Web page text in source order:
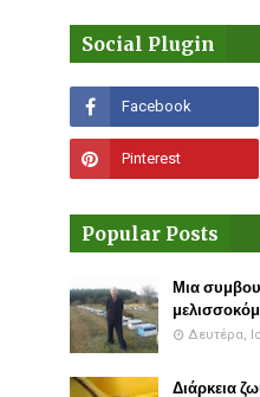
Social Plugin
Popular Posts
Μια
Δευτέρα,
Διάρκεια